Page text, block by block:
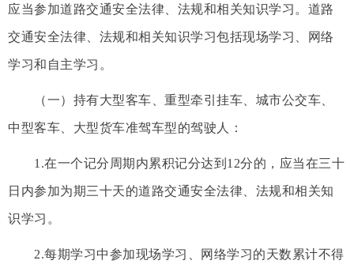
应当参加道路交通安全法律、法规和相关知识学习。道路
交通安全法律、法规和相关知识学习包括现场学习、网络
学习和自主学习。
（一）持有大型客车、重型牵引挂车、城市公交车、
中型客车、大型货车准驾车型的驾驶人：
1.在一个记分周期内累积记分达到12分的，应当在三十
日内参加为期三十天的道路交通安全法律、法规和相关知
识学习。
2.每期学习中参加现场学习、网络学习的天数累计不得